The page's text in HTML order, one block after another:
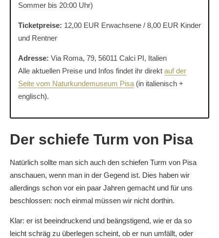
Sommer bis 20:00 Uhr)
Ticketpreise: 12,00 EUR Erwachsene / 8,00 EUR Kinder
und Rentner
Adresse: Via Roma, 79, 56011 Calci PI, Italien
Alle aktuellen Preise und Infos findet ihr direkt auf der
Seite vom Naturkundemuseum Pisa (in italienisch +
englisch).
Der schiefe Turm von Pisa
Natürlich sollte man sich auch den schiefen Turm von Pisa
anschauen, wenn man in der Gegend ist. Dies haben wir
allerdings schon vor ein paar Jahren gemacht und für uns
beschlossen: noch einmal müssen wir nicht dorthin.
Klar: er ist beeindruckend und beängstigend, wie er da so
leicht schräg zu überlegen scheint, ob er nun umfällt, oder